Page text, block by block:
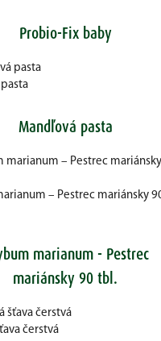
Probio-Fix baby
Mandľová pasta
– Pestrec mariánsky
marianum - Pestrec
mariánsky 90 tbl.
čerstvá